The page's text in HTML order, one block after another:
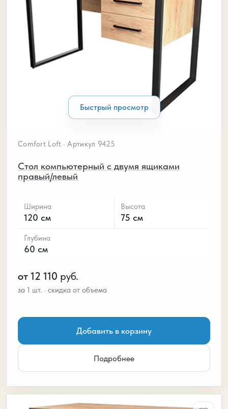
Быстрый просмотр
Comfort Loft · Артикул 9425
Стол компьютерный с двумя ящиками
правый/левый
Ширина
120 см
Высота
75 см
Глубина
60 см
от 12 110 руб.
Добавить в корзину
Подробнее